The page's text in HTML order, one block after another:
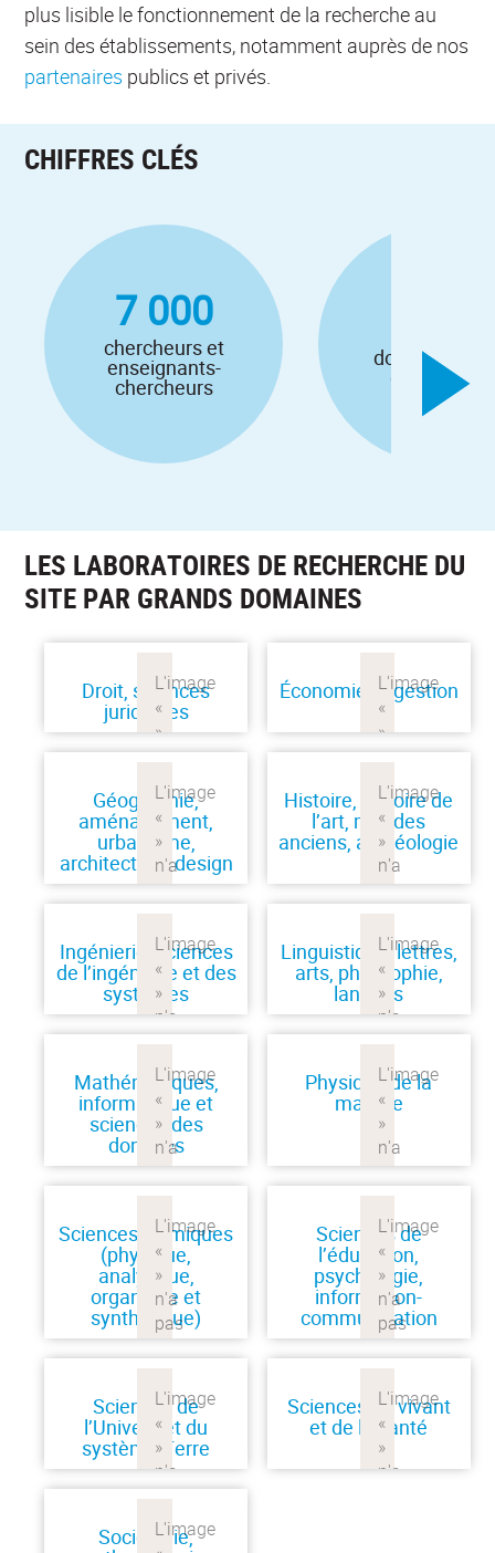
plus lisible le fonctionnement de la recherche au
sein des établissements, notamment auprès de nos
partenaires publics et privés.
CHIFFRES CLÉS
7 000
chercheurs et
enseignants-
chercheurs
doctorantes
doctorants
LES LABORATOIRES DE RECHERCHE DU
SITE PAR GRANDS DOMAINES
Droit, sciences
juridiques
Économie et gestion
Géographie,
aménagement,
urbanisme,
architecture, design
Histoire, histoire de
l’art, mondes
anciens, archéologie
Ingénierie, sciences
de l’ingénierie et des
systèmes
Linguistique, lettres,
arts, philosophie,
langues
Mathématiques,
informatique et
sciences des
données
Physique de la
matière
Sciences chimiques
(physique,
analytique,
organique et
synthétique)
Sciences de
l’éducation,
psychologie,
information-
communication
Sciences de
l’Univers et du
système Terre
Sciences du vivant
et de la santé
Sociologie,